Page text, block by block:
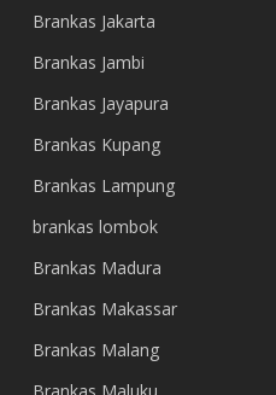
Brankas Jakarta
Brankas Jambi
Brankas Jayapura
Brankas Kupang
Brankas Lampung
brankas lombok
Brankas Madura
Brankas Makassar
Brankas Malang